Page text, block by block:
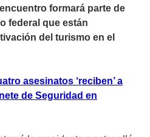
formará parte de
federal que están
del turismo en el
asesinatos ‘reciben’ a
de Seguridad en